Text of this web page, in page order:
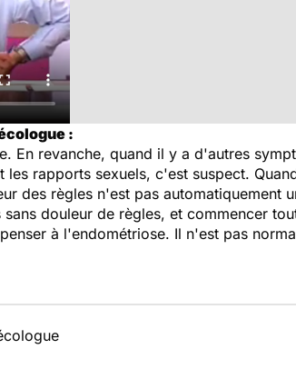
:
En revanche, quand il y a d'autres
rapports sexuels, c'est suspect.
des règles n'est pas automatiquement
douleur de règles, et commencer
à l'endométriose. Il n'est pas